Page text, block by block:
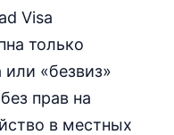
Visa
только
или «безвиз»
прав на
в местных